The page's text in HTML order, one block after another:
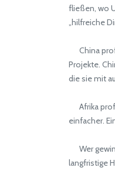
fließen, wo
„hilfreiche
China
Projekte.
die sie mit
Afrika
einfacher.
Wer
langfristige